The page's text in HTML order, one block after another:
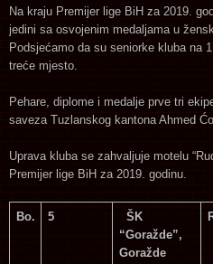
Na kraju Premijer lige BiH za 2019.
jedini sa osvojenim medaljama u
Podsjećamo da su seniorke kluba na
treće mjesto.
Pehare, diplome i medalje prve tri
saveza Tuzlanskog kantona Ahmed
Uprava kluba se zahvaljuje motelu
Premijer lige BiH za 2019. godinu.
Bo. 5
ŠK
“Goražde”,
Goražde